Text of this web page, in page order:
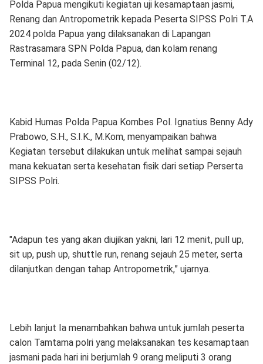
Polda Papua mengikuti kegiatan uji kesamaptaan jasmi,
Renang dan Antropometrik kepada Peserta SIPSS Polri T.A
2024 polda Papua yang dilaksanakan di Lapangan
Rastrasamara SPN Polda Papua, dan kolam renang
Terminal 12, pada Senin (02/12).
Kabid Humas Polda Papua Kombes Pol. Ignatius Benny Ady
Prabowo, S.H., S.I.K., M.Kom, menyampaikan bahwa
Kegiatan tersebut dilakukan untuk melihat sampai sejauh
mana kekuatan serta kesehatan fisik dari setiap Perserta
SIPSS Polri.
"Adapun tes yang akan diujikan yakni, lari 12 menit, pull up,
sit up, push up, shuttle run, renang sejauh 25 meter, serta
dilanjutkan dengan tahap Antropometrik,” ujarnya.
Lebih lanjut Ia menambahkan bahwa untuk jumlah peserta
calon Tamtama polri yang melaksanakan tes kesamaptaan
jasmani pada hari ini berjumlah 9 orang meliputi 3 orang